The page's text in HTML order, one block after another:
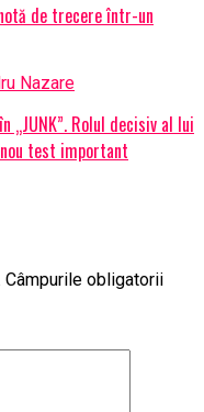
de trecere într-un
„JUNK”. Rolul decisiv al lui
test important
Câmpurile obligatorii